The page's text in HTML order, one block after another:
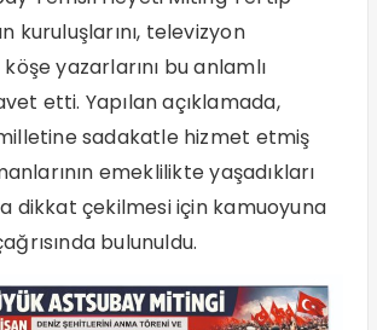
kuruluşlarını, televizyon
köşe yazarlarını bu anlamlı
etti. Yapılan açıklamada,
sadakatle hizmet etmiş
emeklilikte yaşadıkları
dikkat çekilmesi için kamuoyuna
bulunuldu.